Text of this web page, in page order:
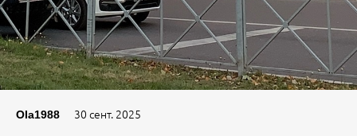
Ola1988 30 сент. 2025